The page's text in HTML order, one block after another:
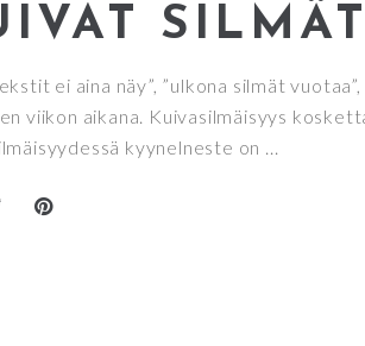
SILMÄT
ei aina näy”, ”ulkona silmät
viikon aikana. Kuivasilmäisyys
kyynelneste on